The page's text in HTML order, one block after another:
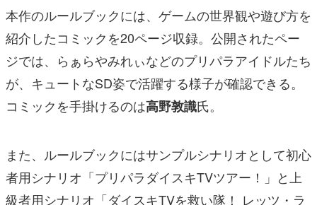
本作のルールブックには、ゲームの世界観や遊び方を
紹介したコミックを20ページ収録。公開されたペー
ジでは、らぁらやみれぃなどのプリパラアイドルたち
が、キュートなSD姿で活躍する様子が確認できる。
コミックを手掛けるのは高野敦識氏。
また、ルールブックにはサンプルシナリオとして初心
者用シナリオ「プリパラダイスキTVツアー！」と上
級者用シナリオ「ダイスキTVを救い隊！ レッツ・ラ